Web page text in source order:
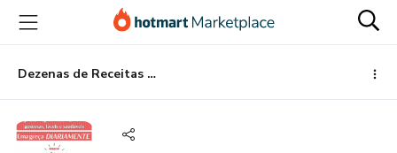
para
conteúdo
principal
para
pagamento
para
rodapé
Dezenas de Receitas VEGANAS, VEGETARIANAS e CARNÍVORAS. Emagreça DIARIAMENTE: DESAFIO -5KG ou + em 1 mês ou antes. Gostosas, fáceis e saudáveis!